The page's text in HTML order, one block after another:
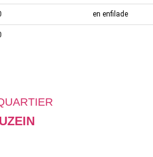
en enfilade
UZEIN